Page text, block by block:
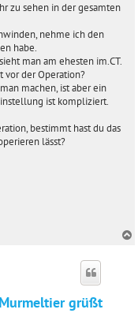
zu sehen in der gesamten
nehme ich den
habe.
man am ehesten im.CT.
vor der Operation?
machen, ist aber ein
ist kompliziert.
bestimmt hast du das
lässt?
grüßt